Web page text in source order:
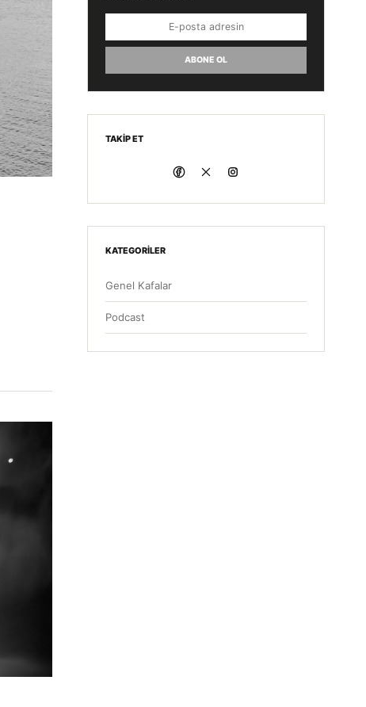
ABONE OL
TAKIP ET
KATEGORILER
Genel Kafalar
Podcast